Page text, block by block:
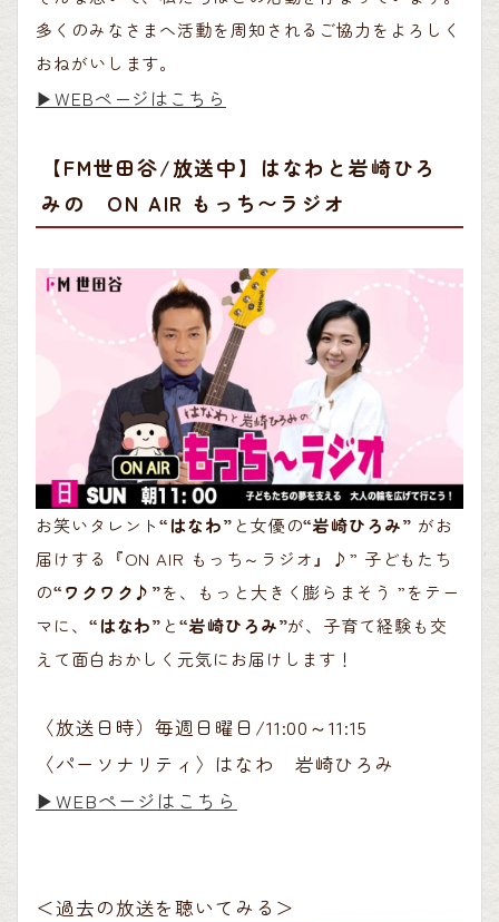
多くのみなさまへ活動を周知されるご協力をよろしく
おねがいします。
▶︎WEBページはこちら
【FM世田谷/放送中】はなわと岩崎ひろ
みの ON AIR もっち〜ラジオ
お笑いタレント“はなわ” と女優の“岩崎ひろみ” がお
届けする『ON AIR もっち～ラジオ』♪” 子どもたち
の“ワクワク♪”を、もっと大きく膨らまそう ”をテー
マに、 “はなわ” と“岩崎ひろみ”が、子育て経験も交
えて面白おかしく元気にお届けします！
〈放送日時）毎週日曜日/11:00～11:15
〈パーソナリティ〉はなわ 岩崎ひろみ
▶︎WEBページはこちら
＜過去の放送を聴いてみる＞